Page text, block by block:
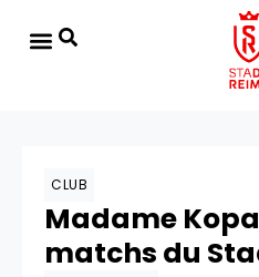
CLUB
Madame Kopa
matchs du